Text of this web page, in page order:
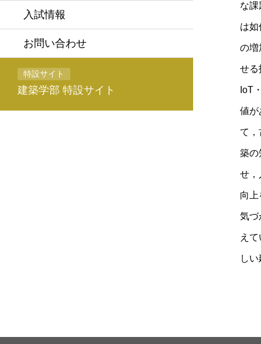
入試情報
お問い合わせ
特設サイト
建築学部 特設サイト
な
は
の増
せる
IoT
値が
て，
築の
せ，
向
気づ
え
し